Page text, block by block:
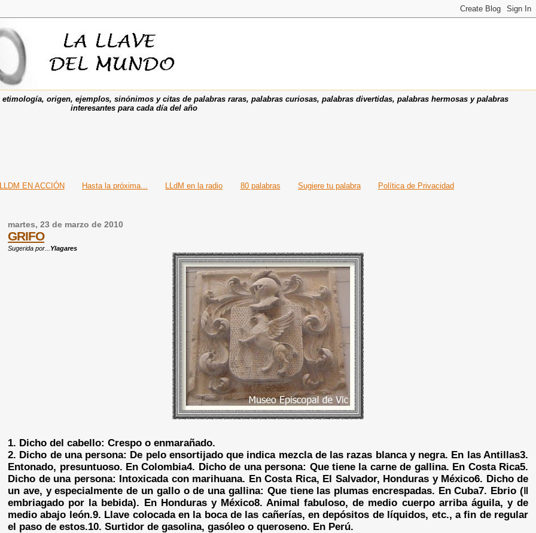
etimología, origen, ejemplos, sinónimos y citas de palabras raras, palabras curiosas, palabras divertidas, palabras hermosas y palabras
interesantes para cada día del año
LLDM EN ACCIÓN Hasta la próxima... LLdM en la radio 80 palabras Sugiere tu palabra Política de Privacidad
martes, 23 de marzo de 2010
GRIFO
Sugerida por... Ylagares
1. Dicho del cabello: Crespo o enmarañado.
2. Dicho de una persona: De pelo ensortijado que indica mezcla de las razas blanca y negra. En las Antillas3.
Entonado, presuntuoso. En Colombia4. Dicho de una persona: Que tiene la carne de gallina. En Costa Rica5.
Dicho de una persona: Intoxicada con marihuana. En Costa Rica, El Salvador, Honduras y México6. Dicho de
un ave, y especialmente de un gallo o de una gallina: Que tiene las plumas encrespadas. En Cuba7. Ebrio (‖
embriagado por la bebida). En Honduras y México8. Animal fabuloso, de medio cuerpo arriba águila, y de
medio abajo león.9. Llave colocada en la boca de las cañerías, en depósitos de líquidos, etc., a fin de regular
el paso de estos.10. Surtidor de gasolina, gasóleo o queroseno. En Perú.